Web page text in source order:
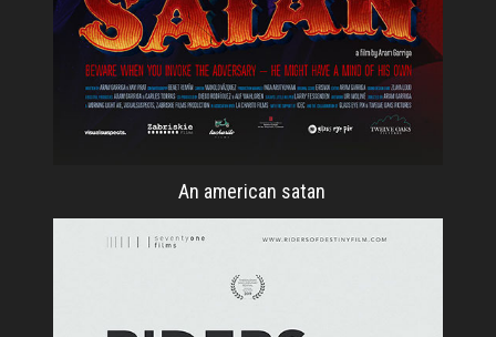
An american satan